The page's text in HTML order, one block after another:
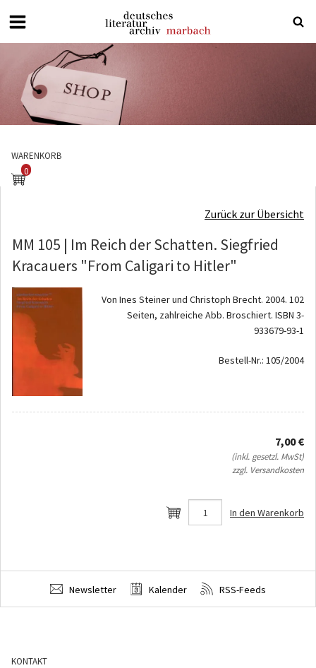
Deutsches
Literaturarchiv
Marbach
WARENKORB
0
Zurück zur Übersicht
MM 105 | Im Reich der Schatten. Siegfried
Kracauers "From Caligari to Hitler"
Von Ines Steiner und Christoph Brecht. 2004. 102
Seiten, zahlreiche Abb. Broschiert. ISBN 3-
933679-93-1
Bestell-Nr.: 105/2004
7,00 €
(inkl. gesetzl. MwSt)
zzgl. Versandkosten
In den Warenkorb
Newsletter Kalender RSS-Feeds
KONTAKT